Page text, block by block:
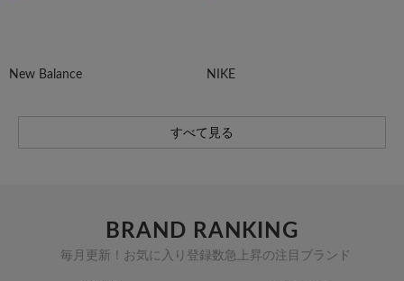
New Balance NIKE
すべて見る
BRAND RANKING
毎月更新！お気に入り登録数急上昇の注目ブランド